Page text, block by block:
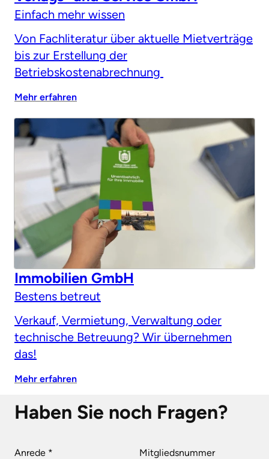
Einfach mehr wissen
Von Fachliteratur über aktuelle Mietverträge
bis zur Erstellung der
Betriebskostenabrechnung
Mehr erfahren
Immobilien GmbH
Bestens betreut
Verkauf, Vermietung, Verwaltung oder
technische Betreuung? Wir übernehmen
das!
Mehr erfahren
Haben Sie noch Fragen?
Anrede * Mitgliedsnummer